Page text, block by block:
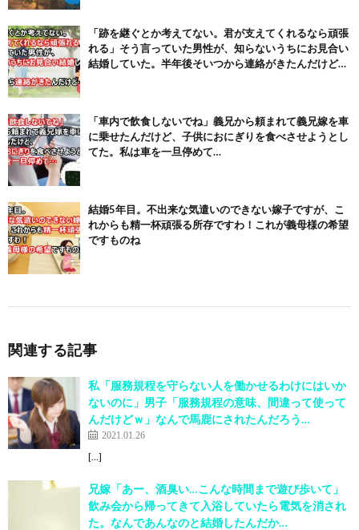
「跡を継ぐとか考えてない。君が支えてくれるなら頑張
れる」そう言っていた男性が、知らないうちにお見合い
結婚していた。半年後そいつから連絡がきたんだけど…
「車内で飲食しないでね」義兄から頼まれて義兄嫁を車
に乗せたんだけど、子供におにぎりを食べさせようとし
てた。私は車を一旦停めて…
結婚5年目。不出来な気遣いのできない嫁子ですが、こ
れからも精一杯頑張る所存ですわ！これが義母様の希望
ですものね
関連する記事
私「服務規程を守らない人を働かせるわけにはいか
ないのに」男子「服務規程の意味、間違って使って
んだけどｗ」なんで馬鹿にされたんだろう…
2021.01.26
[…]
兄嫁「あー、酒臭い…こんな時間まで遊び歩いて」
飲み会から帰ってきて入浴していたら電気を消され
た。なんであんなのと結婚したんだか…